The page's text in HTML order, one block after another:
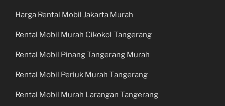
Harga Rental Mobil Jakarta Murah
Rental Mobil Murah Cikokol Tangerang
Rental Mobil Pinang Tangerang Murah
Rental Mobil Periuk Murah Tangerang
Rental Mobil Murah Larangan Tangerang